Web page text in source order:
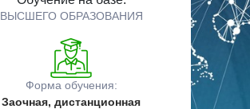
ВЫСШЕГО ОБРАЗОВАНИЯ
Форма обучения:
Заочная, дистанционная